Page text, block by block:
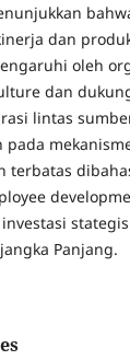
dan
oleh
dan
lintas
pada
terbatas
Panjang.